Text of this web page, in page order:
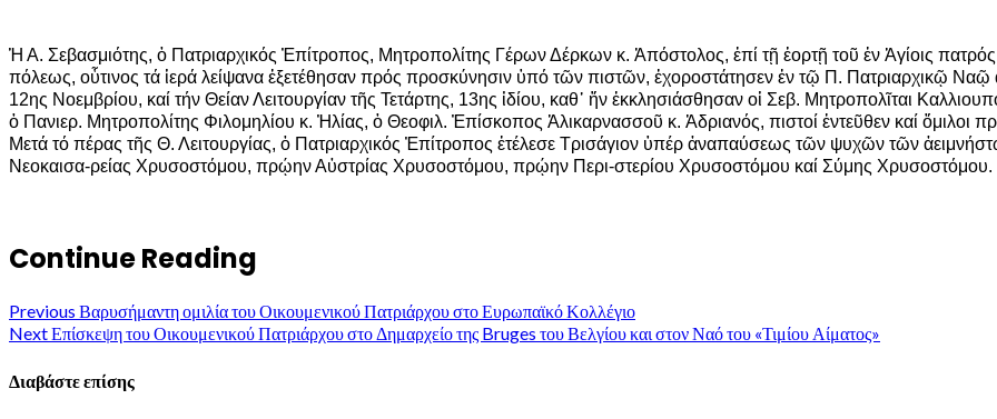
Ἡ Α. Σεβασμιότης, ὁ Πατριαρχικός Ἐπίτροπος, Μητροπολίτης Γέρων Δέρκων κ. Ἀπόστολος, ἐπί τῇ ἑορτῇ τοῦ ἐν Ἁγίοις
πόλεως, οὗτινος τά ἱερά λείψανα ἐξετέθησαν πρός προσκύνησιν ὑπό τῶν πιστῶν, ἐχοροστάτησεν ἐν τῷ Π. Πατριαρχικῷ
12ης Νοεμβρίου, καί τήν Θείαν Λειτουργίαν τῆς Τετάρτης, 13ης ἰδίου, καθ᾿ ἥν ἐκκλησιάσθησαν οἱ Σεβ. Μητροπολῖται
ὁ Πανιερ. Μητροπολίτης Φιλομηλίου κ. Ἠλίας, ὁ Θεοφιλ. Ἐπίσκοπος Ἁλικαρνασσοῦ κ. Ἀδριανός, πιστοί ἐντεῦθεν καί ὅμιλοι
Μετά τό πέρας τῆς Θ. Λειτουργίας, ὁ Πατριαρχικός Ἐπίτροπος ἐτέλεσε Τρισάγιον ὑπέρ ἀναπαύσεως τῶν ψυχῶν τῶν
Νεοκαισα-ρείας Χρυσοστόμου, πρῴην Αὐστρίας Χρυσοστόμου, πρῴην Περι-στερίου Χρυσοστόμου καί Σύμης Χρυσοστόμου.
Continue Reading
Previous Βαρυσήμαντη ομιλία του Οικουμενικού Πατριάρχου στο Ευρωπαϊκό Κολλέγιο
NextΕπίσκεψη του Οικουμενικού Πατριάρχου στο Δημαρχείο της Bruges του Βελγίου και στον Ναό του «Τιμίου Αίματος»
Διαβάστε επίσης